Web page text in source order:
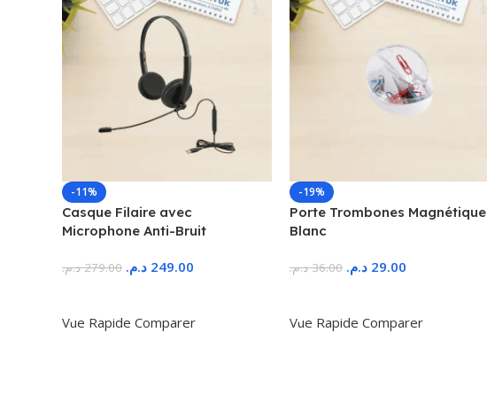
-11%
Casque Filaire avec
Microphone Anti-Bruit
279.00 د.م. 249.00 د.م.
Vue Rapide Comparer
-19%
Porte Trombones Magnétique
Blanc
36.00 د.م. 29.00 د.م.
Vue Rapide Comparer